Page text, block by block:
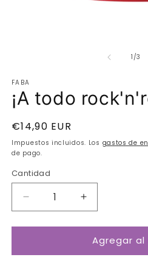
una
ventana
modal
1/de
3
FABA
¡A todo
Precio
habitual
€14,90 EUR
Impuestos incluidos. Los gastos de
de pago.
Cantidad
Cantidad
Reducir
cantidad
para
todo
Aumentar
cantidad
para
¡A
todo
Agregar